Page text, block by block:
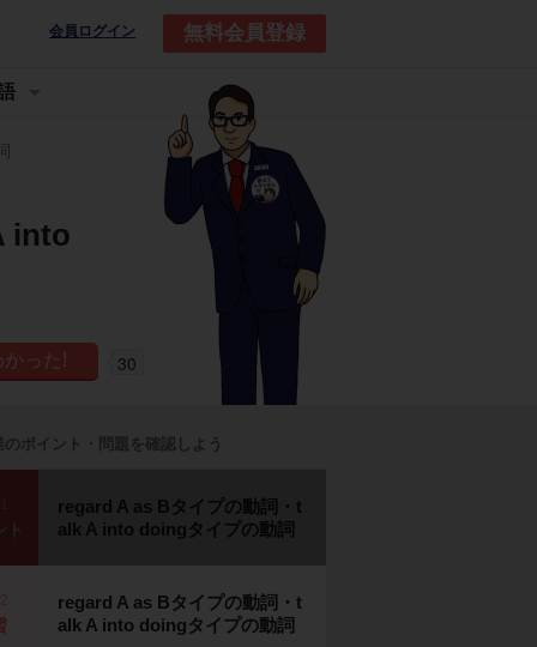
会員ログイン 無料会員登録
into
30
のポイント・問題を確認しよう
regard A as Bタイプの動詞・t
alk A into doingタイプの動詞
regard A as Bタイプの動詞・t
alk A into doingタイプの動詞